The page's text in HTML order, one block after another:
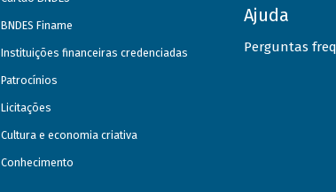
BNDES Finame
Instituições financeiras credenciadas
Patrocínios
Licitações
Cultura e economia criativa
Conhecimento
Ajuda
Perguntas